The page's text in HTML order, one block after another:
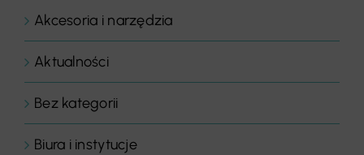
Akcesoria i narzędzia
Aktualności
Bez kategorii
Biura i instytucje